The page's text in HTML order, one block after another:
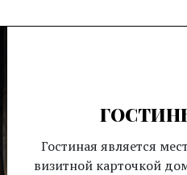
Гостиная является
визитной карточкой